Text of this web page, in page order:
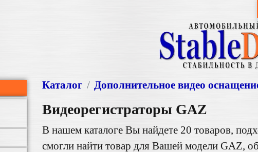
Каталог Дополнительное видео
Видеорегистраторы GAZ
В нашем каталоге Вы найдете 20 товаров,
смогли найти товар для Вашей модели GAZ,